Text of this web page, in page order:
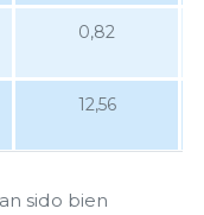
0,82
12,56
sido bien